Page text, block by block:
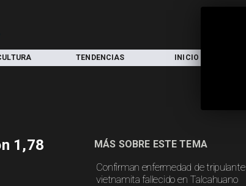
TENDENCIAS INICIO
Confirman enfermedad de tripulante
vietnamita fallecido en Talcahuano
MÁS SOBRE ESTE TEMA
1,78